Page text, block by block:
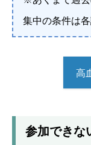
集中の条件は
高
参加できな